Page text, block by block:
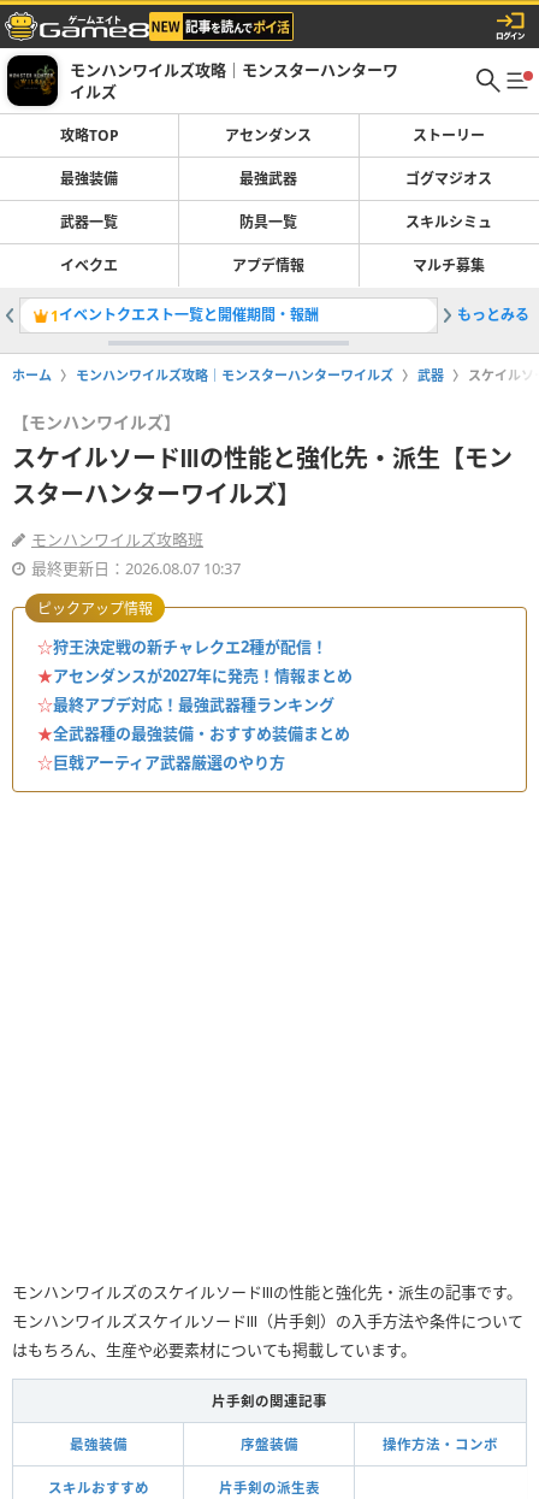
モンハンワイルズ攻略｜モンスターハンターワ
イルズ
攻略TOP アセンダンス ストーリー
最強装備 最強武器 ゴグマジオス
武器一覧 防具一覧 スキルシミュ
イベクエ アプデ情報 マルチ募集
1イベントクエスト一覧と開催期間・報酬 2大剣の
もっとみる
ホーム モンハンワイルズ攻略｜モンスターハンターワイルズ 武器 スケイル
【モンハンワイルズ】
スケイルソードⅢの性能と強化先・派生【モン
スターハンターワイルズ】
モンハンワイルズ攻略班
最終更新日：2026.08.07 10:37
☆狩王決定戦の新チャレクエ2種が配信！
★アセンダンスが2027年に発売！情報まとめ
☆最終アプデ対応！最強武器種ランキング
★全武器種の最強装備・おすすめ装備まとめ
☆巨戟アーティア武器厳選のやり方
ピックアップ情報
モンハンワイルズのスケイルソードⅢの性能と強化先・派生の記事です。
モンハンワイルズスケイルソードⅢ（片手剣）の入手方法や条件について
はもちろん、生産や必要素材についても掲載しています。
片手剣の関連記事
最強装備 序盤装備 操作方法・コンボ
スキルおすすめ 片手剣の派生表